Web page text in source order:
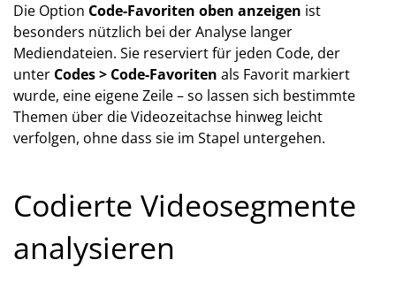
Die Option Code-Favoriten oben anzeigen ist
besonders nützlich bei der Analyse langer
Mediendateien. Sie reserviert für jeden Code, der
unter Codes > Code-Favoriten als Favorit markiert
wurde, eine eigene Zeile – so lassen sich bestimmte
Themen über die Videozeitachse hinweg leicht
verfolgen, ohne dass sie im Stapel untergehen.
Codierte Videosegmente
analysieren